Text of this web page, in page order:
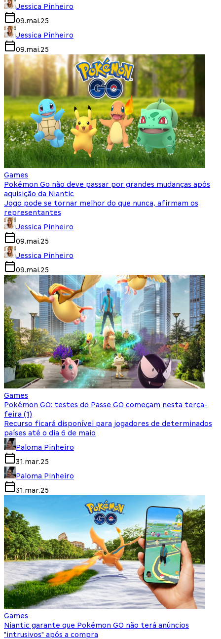
Jessica Pinheiro
09.mai.25
Jessica Pinheiro
09.mai.25
Games
Pokémon Go não deve passar por grandes mudanças após
aquisição da Niantic
Jogo pode se tornar melhor do que nunca, afirmam os
representantes
Jessica Pinheiro
09.mai.25
Jessica Pinheiro
09.mai.25
Games
Pokémon GO: testes do Passe GO começam nesta terça-
feira (1)
Recurso ficará disponível para jogadores de determinados
países até o dia 6 de maio
Paloma Pinheiro
31.mar.25
Paloma Pinheiro
31.mar.25
Games
Niantic garante que Pokémon GO não terá anúncios
"intrusivos" após a compra